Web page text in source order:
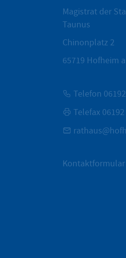
Magistrat der
Taunus
Chinonplatz 2
65719 Hofheim
Telefon
Telefax
Kontaktformular